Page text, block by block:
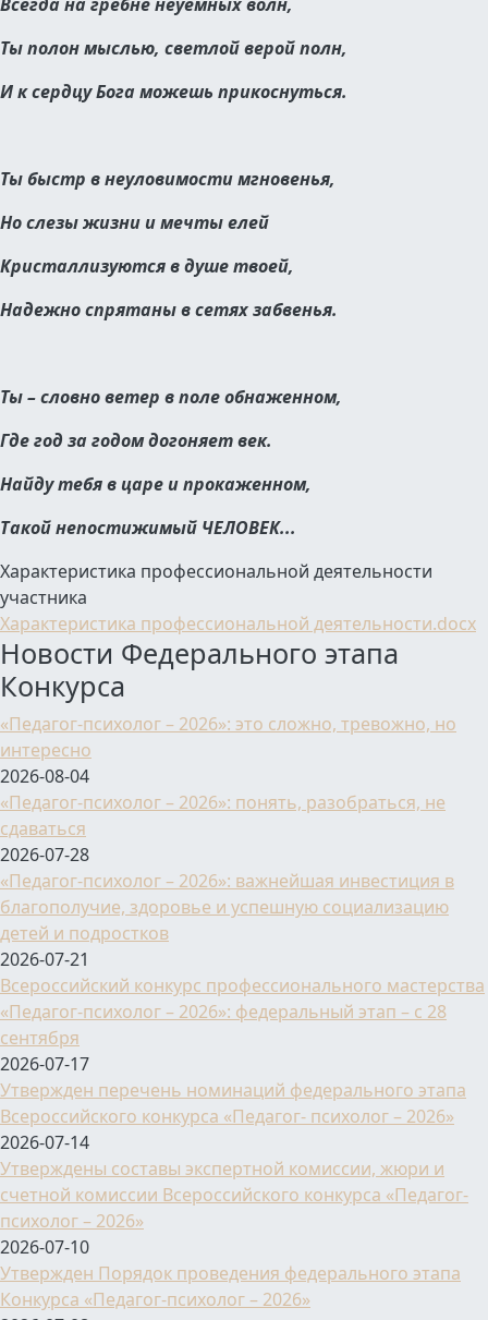
Ты полон мыслью, светлой верой полн,
И к сердцу Бога можешь прикоснуться.
Ты быстр в неуловимости мгновенья,
Но слезы жизни и мечты елей
Кристаллизуются в душе твоей,
Надежно спрятаны в сетях забвенья.
Ты – словно ветер в поле обнаженном,
Где год за годом догоняет век.
Найду тебя в царе и прокаженном,
Такой непостижимый ЧЕЛОВЕК...
Характеристика профессиональной деятельности
участника
Характеристика профессиональной деятельности.docx
Новости Федерального этапа
Конкурса
«Педагог-психолог – 2026»: это сложно, тревожно, но
интересно
2026-08-04
«Педагог-психолог – 2026»: понять, разобраться, не
сдаваться
2026-07-28
«Педагог-психолог – 2026»: важнейшая инвестиция в
благополучие, здоровье и успешную социализацию
детей и подростков
2026-07-21
Всероссийский конкурс профессионального мастерства
«Педагог-психолог – 2026»: федеральный этап – с 28
сентября
2026-07-17
Утвержден перечень номинаций федерального этапа
Всероссийского конкурса «Педагог- психолог – 2026»
2026-07-14
Утверждены составы экспертной комиссии, жюри и
счетной комиссии Всероссийского конкурса «Педагог-
психолог – 2026»
2026-07-10
Утвержден Порядок проведения федерального этапа
Конкурса «Педагог-психолог – 2026»